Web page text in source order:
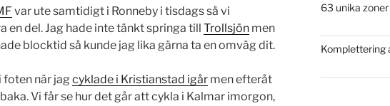
var ute samtidigt i Ronneby i tisdags så vi
en del. Jag hade inte tänkt springa till Trollsjön men
blocktid så kunde jag lika gärna ta en omväg dit.
foten när jag cyklade i Kristianstad igår men efteråt
Vi får se hur det går att cykla i Kalmar imorgon,
63 unika zoner
Komplettering